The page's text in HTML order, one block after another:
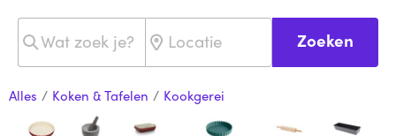
Zoeken
Alles / Koken & Tafelen / Kookgerei